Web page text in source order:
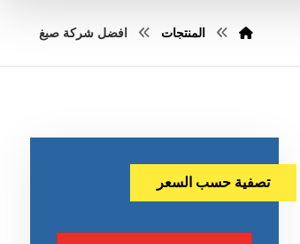
المنتجات افضل شركة صبغ
تصفية حسب السعر